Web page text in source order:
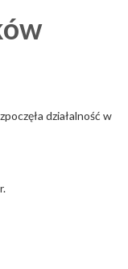
działalność w